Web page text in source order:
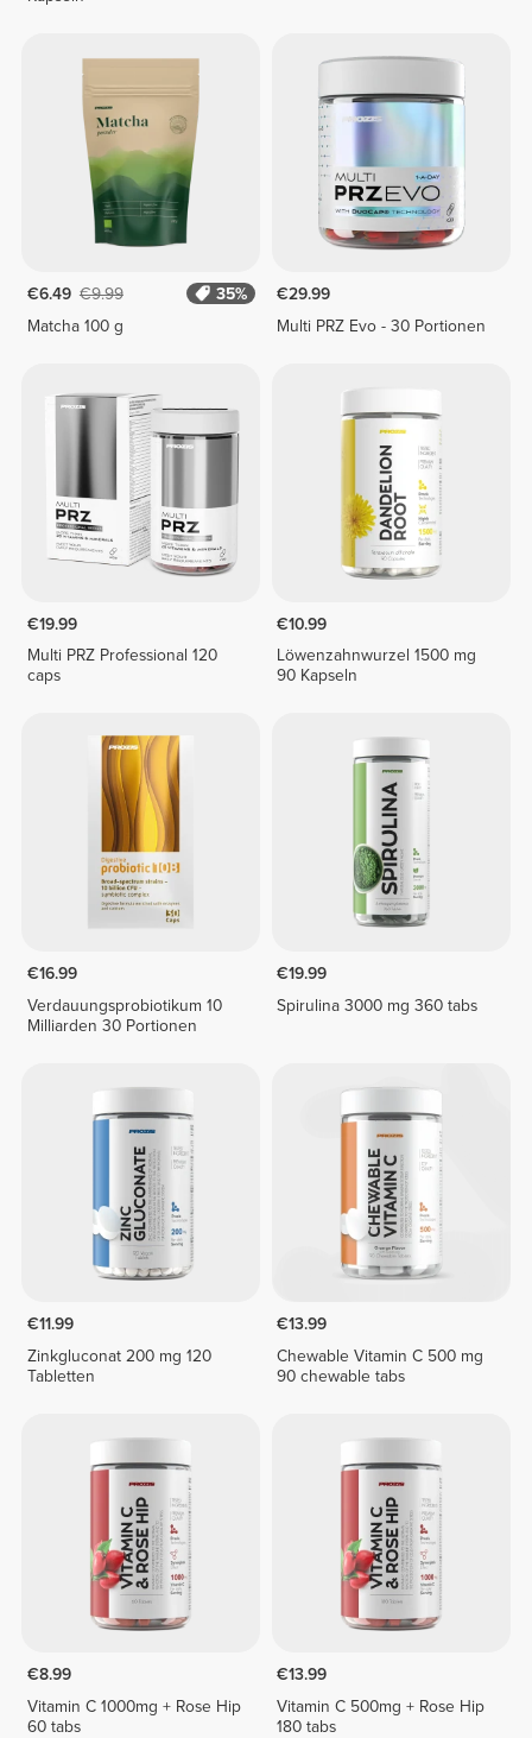
€6.49 €9.99
35%
Matcha 100 g
€29.99
Multi PRZ Evo - 30 Portionen
€19.99
Multi PRZ Professional 120
caps
€10.99
Löwenzahnwurzel 1500 mg
90 Kapseln
€16.99
Verdauungsprobiotikum 10
Milliarden 30 Portionen
€19.99
Spirulina 3000 mg 360 tabs
€11.99
Zinkgluconat 200 mg 120
Tabletten
€13.99
Chewable Vitamin C 500 mg
90 chewable tabs
€8.99
Vitamin C 1000mg + Rose Hip
60 tabs
€13.99
Vitamin C 500mg + Rose Hip
180 tabs